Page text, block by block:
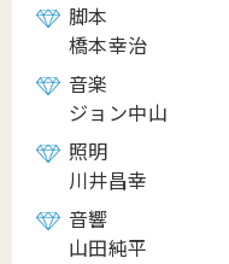
脚本
橋本幸治
音楽
ジョン中山
照明
川井昌幸
音響
山田純平